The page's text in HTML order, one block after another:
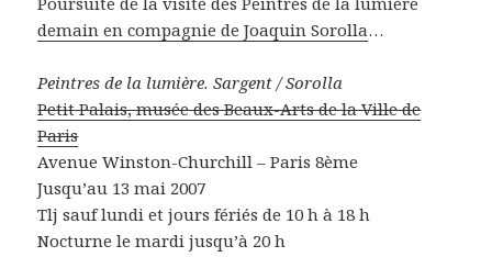
demain en compagnie de Joaquin Sorolla…
Peintres de la lumière. Sargent / Sorolla
Petit Palais, musée des Beaux-Arts de la Ville de
Paris
Avenue Winston-Churchill – Paris 8ème
Jusqu’au 13 mai 2007
Tlj sauf lundi et jours fériés de 10 h à 18 h
Nocturne le mardi jusqu’à 20 h